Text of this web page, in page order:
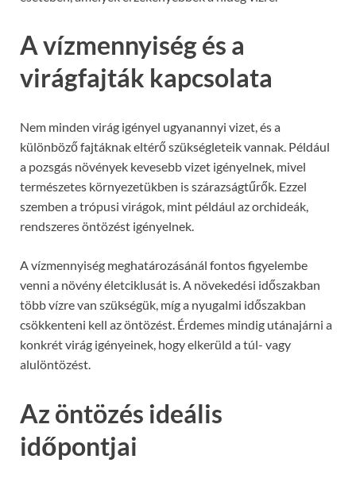
A vízmennyiség és a
virágfajták kapcsolata
Nem minden virág igényel ugyanannyi vizet, és a
különböző fajtáknak eltérő szükségleteik vannak. Például
a pozsgás növények kevesebb vizet igényelnek, mivel
természetes környezetükben is szárazságtűrők. Ezzel
szemben a trópusi virágok, mint például az orchideák,
rendszeres öntözést igényelnek.
A vízmennyiség meghatározásánál fontos figyelembe
venni a növény életciklusát is. A növekedési időszakban
több vízre van szükségük, míg a nyugalmi időszakban
csökkenteni kell az öntözést. Érdemes mindig utánajárni a
konkrét virág igényeinek, hogy elkerüld a túl- vagy
alulöntözést.
Az öntözés ideális
időpontjai